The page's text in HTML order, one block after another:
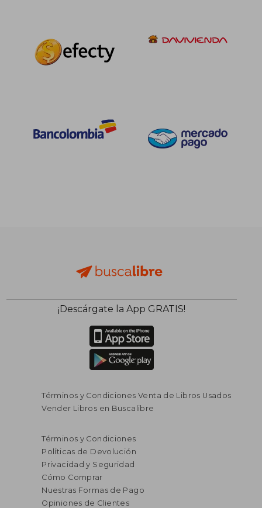
45%
dcto.
$ 111.657
$ 61.411
45%
dcto.
¡Descárgate la App GRATIS!
Términos y Condiciones Venta de Libros Usados
Vender Libros en Buscalibre
Términos y Condiciones
Políticas de Devolución
Privacidad y Seguridad
Cómo Comprar
Nuestras Formas de Pago
Opiniones de Clientes